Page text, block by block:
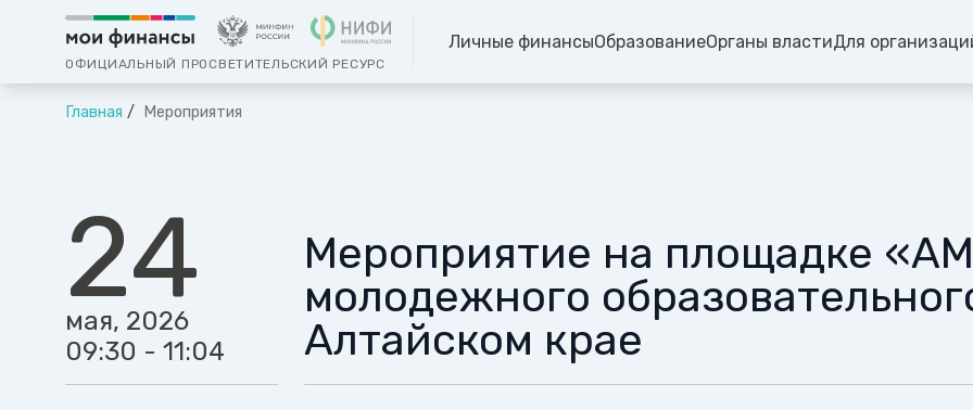
ОФИЦИАЛЬНЫЙ ПРОСВЕТИТЕЛЬСКИЙ РЕСУРС
Личные финансыОбразованиеОрганы властиДля
Главная Мероприятия
24
мая, 2026
09:30 - 11:04
Мероприятие на площадке
молодежного
Алтайском крае